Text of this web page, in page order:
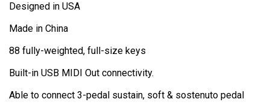
Designed in USA
Made in China
88 fully-weighted, full-size keys
Built-in USB MIDI Out connectivity.
Able to connect 3-pedal sustain, soft & sostenuto pedal